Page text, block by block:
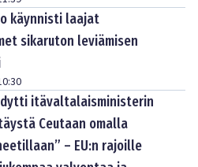
käynnisti laajat
sikaruton leviämisen
itävaltalaisministerin
Ceutaan omalla
– EU:n rajoille